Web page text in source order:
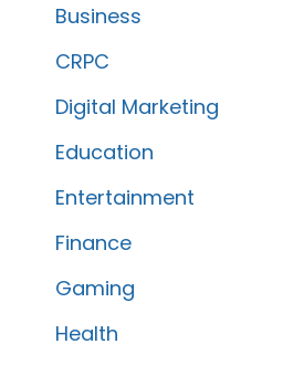
Business
CRPC
Digital Marketing
Education
Entertainment
Finance
Gaming
Health